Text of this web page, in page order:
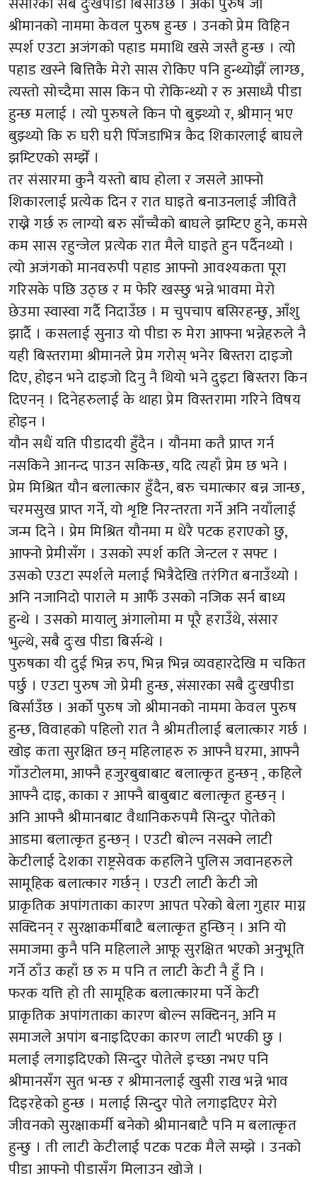
श्रीमानको नाममा केवल पुरुष हुन्छ । उनको प्रेम विहिन
स्पर्श एउटा अजंगको पहाड ममाथि खसे जस्तै हुन्छ । त्यो
पहाड खस्ने बित्तिकै मेरो सास रोकिए पनि हुन्थ्योझैं लाग्छ,
त्यस्तो सोच्दैमा सास किन पो रोकिन्थ्यो र रु असाध्यै पीडा
हुन्छ मलाई । त्यो पुरुषले किन पो बुझ्थ्यो र, श्रीमान् भए
बुझ्थ्यो कि रु घरी घरी पिँजडाभित्र कैद शिकारलाई बाघले
झम्टिएको सम्झेँ ।
तर संसारमा कुनै यस्तो बाघ होला र जसले आफ्नो
शिकारलाई प्रत्येक दिन र रात घाइते बनाउनलाई जीवितै
राख्ने गर्छ रु लाग्यो बरु साँच्चैको बाघले झम्टिए हुने, कमसे
कम सास रहुन्जेल प्रत्येक रात मैले घाइते हुन पर्दैनथ्यो ।
त्यो अजंगको मानवरुपी पहाड आफ्नो आवश्यकता पूरा
गरिसके पछि उठ्छ र म फेरि खस्छु भन्ने भावमा मेरो
छेउमा स्वास्वा गर्दै निदाउँछ । म चुपचाप बसिरहन्छु, आँशु
झार्दै । कसलाई सुनाउ यो पीडा रु मेरा आफ्ना भन्नेहरुले नै
यही बिस्तरामा श्रीमानले प्रेम गरोस् भनेर बिस्तरा दाइजो
दिए, होइन भने दाइजो दिनु नै थियो भने दुइटा बिस्तरा किन
दिएनन् । दिनेहरुलाई के थाहा प्रेम विस्तरामा गरिने विषय
होइन ।
यौन सधैं यति पीडादयी हुँदैन । यौनमा कतै प्राप्त गर्न
नसकिने आनन्द पाउन सकिन्छ, यदि त्यहाँ प्रेम छ भने ।
प्रेम मिश्रित यौन बलात्कार हुँदैन, बरु चमात्कार बन्न जान्छ,
चरमसुख प्राप्त गर्ने, यो शृष्टि निरन्तरता गर्ने अनि नयाँलाई
जन्म दिने । प्रेम मिश्रित यौनमा म धेरै पटक हराएको छु,
आफ्नो प्रेमीसँग । उसको स्पर्श कति जेन्टल र सफ्ट ।
उसको एउटा स्पर्शले मलाई भित्रैदेखि तरंगित बनाउँथ्यो ।
अनि नजानिदो पाराले म आफैँ उसको नजिक सर्न बाध्य
हुन्थे । उसको मायालु अंगालोमा म पूरै हराउँथे, संसार
भुल्थे, सबै दुःख पीडा बिर्सन्थे ।
पुरुषका यी दुई भिन्न रुप, भिन्न भिन्न व्यवहारदेखि म चकित
पर्छु । एउटा पुरुष जो प्रेमी हुन्छ, संसारका सबै दुःखपीडा
बिर्साउँछ । अर्को पुरुष जो श्रीमानको नाममा केवल पुरुष
हुन्छ, विवाहको पहिलो रात नै श्रीमतीलाई बलात्कार गर्छ ।
खोइ कता सुरक्षित छन् महिलाहरु रु आफ्नै घरमा, आफ्नै
गाँउटोलमा, आफ्नै हजुरबुबाबाट बलात्कृत हुन्छन् , कहिले
आफ्नै दाइ, काका र आफ्नै बाबुबाट बलात्कृत हुन्छन् ।
अनि आफ्नै श्रीमानबाट वैधानिकरुपमै सिन्दुर पोतेको
आडमा बलात्कृत हुन्छन् । एउटी बोल्न नसक्ने लाटी
केटीलाई देशका राष्ट्रसेवक कहलिने पुलिस जवानहरुले
सामूहिक बलात्कार गर्छन् । एउटी लाटी केटी जो
प्राकृतिक अपांगताका कारण आपत परेको बेला गुहार माग्न
सक्दिनन् र सुरक्षाकर्मीबाटै बलात्कृत हुन्छिन् । अनि यो
समाजमा कुनै पनि महिलाले आफू सुरक्षित भएको अनुभूति
गर्ने ठाँउ कहाँ छ रु म पनि त लाटी केटी नै हुँ नि ।
फरक यत्ति हो ती सामूहिक बलात्कारमा पर्ने केटी
प्राकृतिक अपांगताका कारण बोल्न सक्दिनन्, अनि म
समाजले अपांग बनाइदिएका कारण लाटी भएकी छु ।
मलाई लगाइदिएको सिन्दुर पोतेले इच्छा नभए पनि
श्रीमानसँग सुत भन्छ र श्रीमानलाई खुसी राख भन्ने भाव
दिइरहेको हुन्छ । मलाई सिन्दुर पोते लगाइदिएर मेरो
जीवनको सुरक्षाकर्मी बनेको श्रीमानबाटै पनि म बलात्कृत
हुन्छु । ती लाटी केटीलाई पटक पटक मैले सम्झे । उनको
पीडा आफ्नो पीडासँग मिलाउन खोजे ।